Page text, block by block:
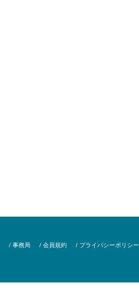
/ 事務局 / 会員規約 / プライバシーポリシー